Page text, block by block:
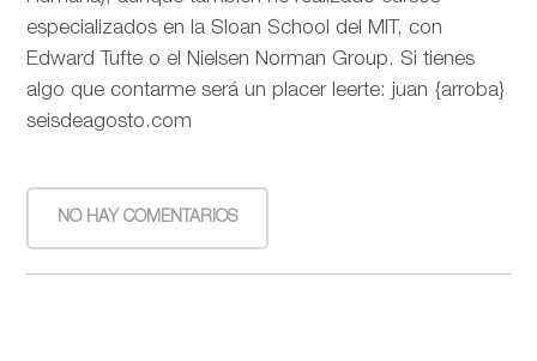
especializados en la Sloan School del MIT, con
Edward Tufte o el Nielsen Norman Group. Si tienes
algo que contarme será un placer leerte: juan {arroba}
seisdeagosto.com
NO HAY COMENTARIOS